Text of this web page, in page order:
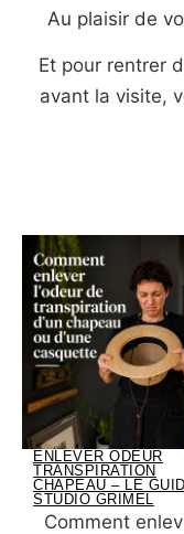
Au plaisir de
Et pour rentrer
avant la visite,
ENLEVER ODEUR
TRANSPIRATION
CHAPEAU – LE
STUDIO GRIMEL
Comment